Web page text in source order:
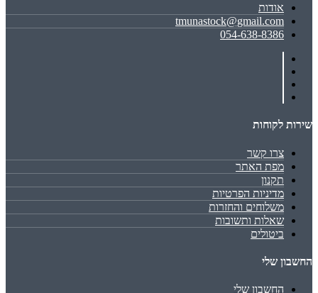
אודות
tmunastock@gmail.com
054-638-8386
שירות לקוחות
צרו קשר
מפת האתר
תקנון
מדיניות הפרטיות
משלוחים והחזרות
שאלות ותשובות
ביטולים
החשבון שלי
החשבון שלי